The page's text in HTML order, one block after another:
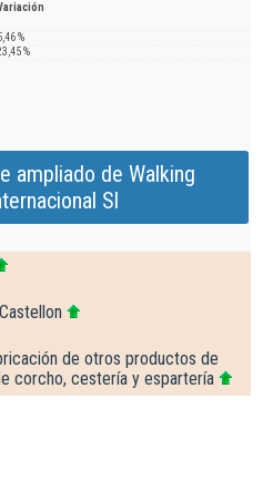
%
%
ampliado de Walking
Sl
de otros productos de
corcho, cestería y espartería